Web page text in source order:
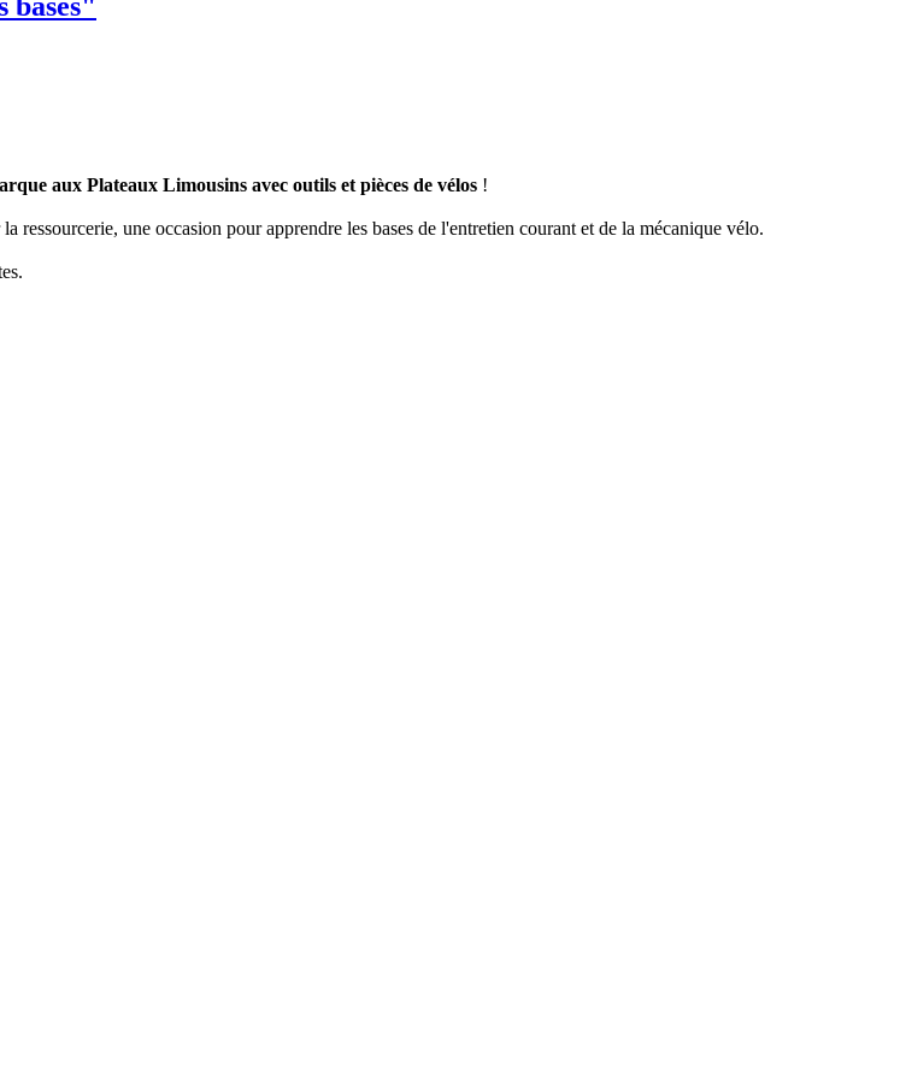
aux Plateaux Limousins avec outils et pièces de vélos !
une occasion pour apprendre les bases de l'entretien courant et de la mécanique vélo.